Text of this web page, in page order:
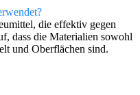
die effektiv gegen
dass die Materialien sowohl
und Oberflächen sind.